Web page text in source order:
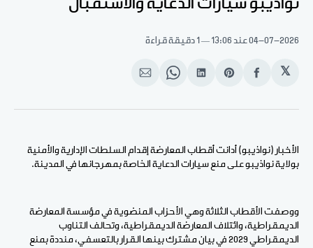
نواذيبو سيارات الدعاية والاستقبال
04-07-2026عند 13:06 1 دقيقة قراءة
𝕏
انشر
الفيسبوك
Share
Pinterest
انشر
لينكد
Share
WhatsApp
انشر
الإيميل
الأخبار (نواذيبو) أدانت أقطاب المعارضة إقدام السلطات الإدارية والأمنية
بولاية نواذيبو على منع سيارات الدعاية الخاصة بمهرجانها في المدينة.
ووصفت الأقطاب الثلاثة وهي الأحزاب المنضوية في مؤسسة المعارضة
الديمقراطية، وائتلاف المعارضة الديمقراطية، وتحالف التناوب
الديمقراطي 2029 في بيان مشترك بينها القرار بالتعسفي، منددة بمنع